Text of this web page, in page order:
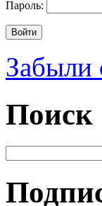
Пароль:
Забыли
Поиск